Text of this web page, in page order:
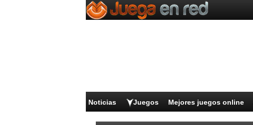
Noticias Juegos Mejores juegos online